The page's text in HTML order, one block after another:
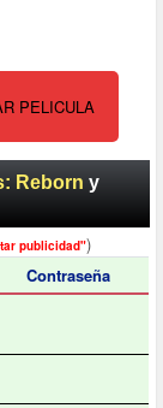
PELICULA
Reborn y
publicidad")
Contraseña